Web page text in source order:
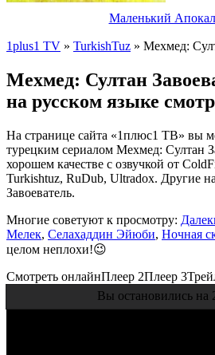
Маленький
1plus1 TV » TurkishTuz » Мехмед:
Мехмед: Султан
на русском языке
На странице сайта «1плюс1 ТВ» вы
турецким сериалом Мехмед: Султан
хорошем качестве с озвучкой от
Turkishtuz, RuDub, Ultradox. Другие
Завоеватель.
Многие советуют к просмотру:
Мелек, Селахаддин Эйюби, Ночная
целом неплохи!😉
Смотреть онлайнПлеер 2Плеер 3
Вы остановились на